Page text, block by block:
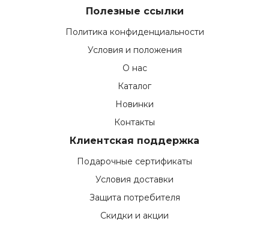
Полезные ссылки
Политика конфиденциальности
Условия и положения
О нас
Каталог
Новинки
Контакты
Клиентская поддержка
Подарочные сертификаты
Условия доставки
Защита потребителя
Скидки и акции